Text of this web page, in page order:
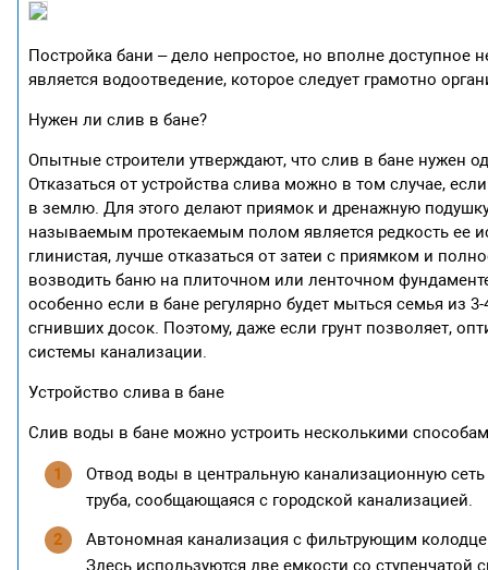
Постройка бани – дело непростое, но вполне
является водоотведение, которое следует грамотно
Нужен ли слив в бане?
Опытные строители утверждают, что слив в бане нужен
Отказаться от устройства слива можно в том случае,
в землю. Для этого делают приямок и дренажную
называемым протекаемым полом является редкость ее
глинистая, лучше отказаться от затеи с приямком и
возводить баню на плиточном или ленточном
особенно если в бане регулярно будет мыться семья из
сгнивших досок. Поэтому, даже если грунт позволяет,
системы канализации.
Устройство слива в бане
Слив воды в бане можно устроить несколькими
Отвод воды в центральную канализационную
труба, сообщающаяся с городской канализацией.
Автономная канализация с фильтрующим
Здесь используются две емкости со